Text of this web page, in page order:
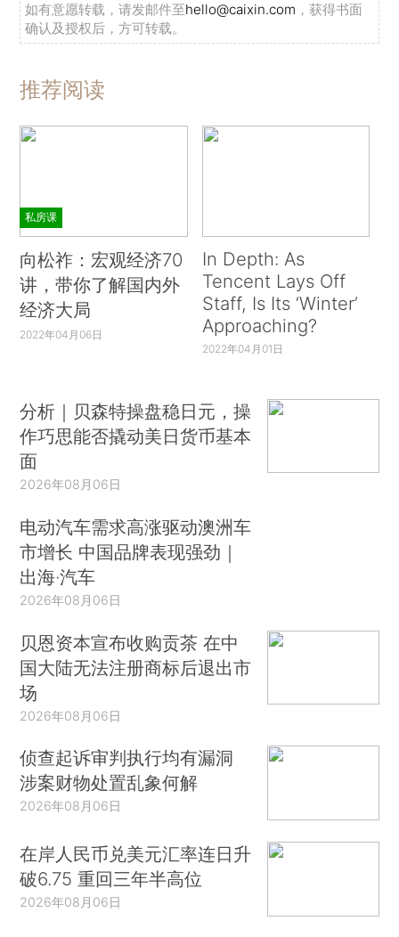
如有意愿转载，请发邮件至hello@caixin.com ，获得书面
确认及授权后，方可转载。
推荐阅读
私房课
向松祚：宏观经济70
讲，带你了解国内外
经济大局
2022年04月06日
In Depth: As
Tencent Lays Off
Staff, Is Its ‘Winter’
Approaching?
2022年04月01日
分析｜贝森特操盘稳日元，操
作巧思能否撬动美日货币基本
面
2026年08月06日
电动汽车需求高涨驱动澳洲车
市增长 中国品牌表现强劲｜
出海·汽车
2026年08月06日
贝恩资本宣布收购贡茶 在中
国大陆无法注册商标后退出市
场
2026年08月06日
侦查起诉审判执行均有漏洞
涉案财物处置乱象何解
2026年08月06日
在岸人民币兑美元汇率连日升
破6.75 重回三年半高位
2026年08月06日